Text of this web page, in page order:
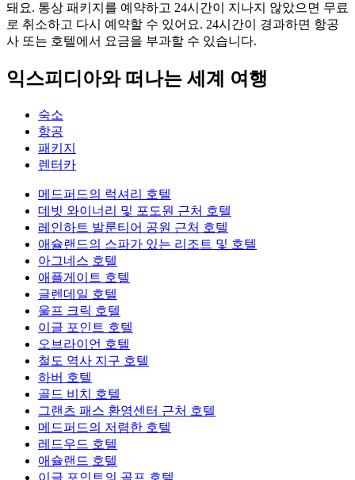
돼요. 통상 패키지를 예약하고 24시간이 지나지 않았으면 무료
로 취소하고 다시 예약할 수 있어요. 24시간이 경과하면 항공
사 또는 호텔에서 요금을 부과할 수 있습니다.
익스피디아와 떠나는 세계 여행
숙소
항공
패키지
렌터카
메드퍼드의 럭셔리 호텔
데빗 와이너리 및 포도원 근처 호텔
레인하트 발룬티어 공원 근처 호텔
애슐랜드의 스파가 있는 리조트 및 호텔
아그네스 호텔
애플게이트 호텔
글렌데일 호텔
울프 크릭 호텔
이글 포인트 호텔
오브라이언 호텔
철도 역사 지구 호텔
하버 호텔
골드 비치 호텔
그랜츠 패스 환영센터 근처 호텔
메드퍼드의 저렴한 호텔
레드우드 호텔
애슐랜드 호텔